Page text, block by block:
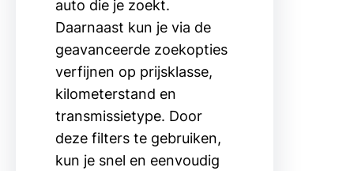
auto die je zoekt.
Daarnaast kun je via de
geavanceerde zoekopties
verfijnen op prijsklasse,
kilometerstand en
transmissietype. Door
deze filters te gebruiken,
kun je snel en eenvoudig